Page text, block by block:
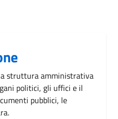
struttura amministrativa
politici, gli uffici e il
pubblici, le